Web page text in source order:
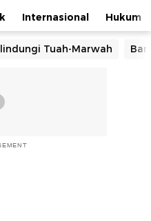
Internasional Hukum
Tuah-Marwah